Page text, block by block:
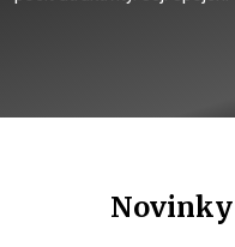
Novinky